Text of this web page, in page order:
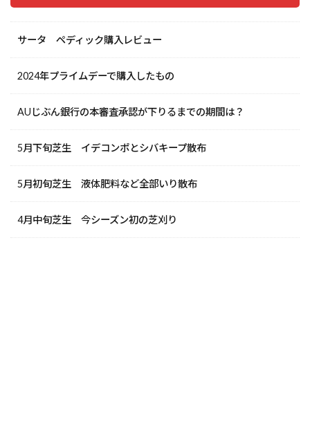
サータ ペディック購入レビュー
2024年プライムデーで購入したもの
AUじぶん銀行の本審査承認が下りるまでの期間は？
5月下旬芝生 イデコンポとシバキープ散布
5月初旬芝生 液体肥料など全部いり散布
4月中旬芝生 今シーズン初の芝刈り